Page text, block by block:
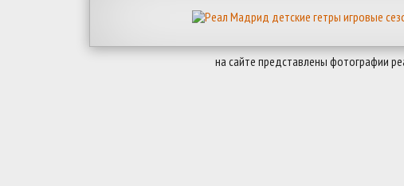
на сайте представлены фотографии